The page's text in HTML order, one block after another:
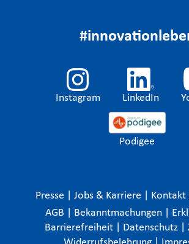
Instagram LinkedIn
Podigee
Presse Jobs & Karriere
Kontakt
AGB
Bekanntmachungen
Barrierefreiheit
Datenschutz